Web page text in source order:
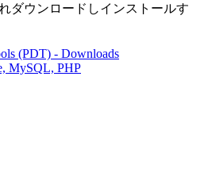
ダウンロードしインストールす
(PDT) - Downloads
MySQL, PHP